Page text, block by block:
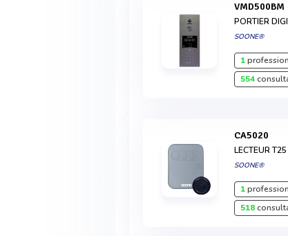
VMD500BM
PORTIER
SOONE®
1
554
CA5020
LECTEUR
SOONE®
1
518